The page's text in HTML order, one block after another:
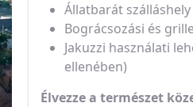
Állatbarát szálláshely
Bográcsozási és
Jakuzzi használati
ellenében)
Élvezze a természet